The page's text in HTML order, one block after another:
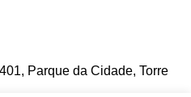
Parque da Cidade, Torre